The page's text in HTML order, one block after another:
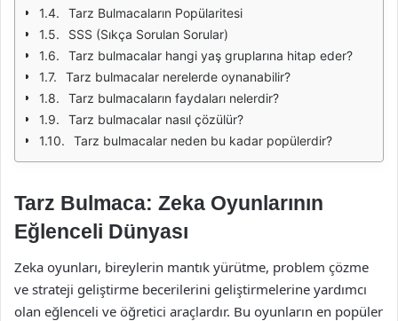
Tarz Bulmacaların Popülaritesi
SSS (Sıkça Sorulan Sorular)
Tarz bulmacalar hangi yaş gruplarına hitap eder?
Tarz bulmacalar nerelerde oynanabilir?
Tarz bulmacaların faydaları nelerdir?
Tarz bulmacalar nasıl çözülür?
Tarz bulmacalar neden bu kadar popülerdir?
Tarz Bulmaca: Zeka Oyunlarının
Eğlenceli Dünyası
Zeka oyunları, bireylerin mantık yürütme, problem çözme
ve strateji geliştirme becerilerini geliştirmelerine yardımcı
olan eğlenceli ve öğretici araçlardır. Bu oyunların en popüler